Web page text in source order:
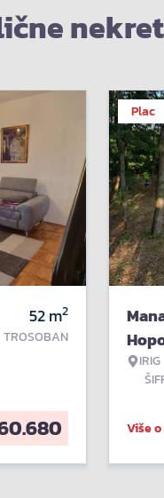
52m2
TROSOBAN
Plac
IRIG
Više